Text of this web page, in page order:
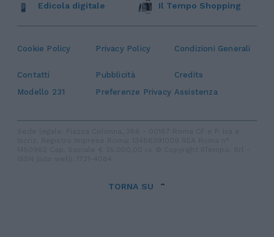
Cookie Policy Privacy Policy Condizioni Generali
Contatti Pubblicità
Credits
Modello 231
Preferenze Privacy Assistenza
Edicola digitale Il Tempo Shopping
TORNA SU